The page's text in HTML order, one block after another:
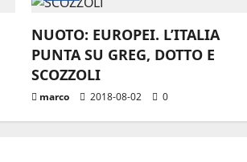
NUOTO: EUROPEI. L’ITALIA
PUNTA SU GREG, DOTTO E
SCOZZOLI
marco 2018-08-02 0